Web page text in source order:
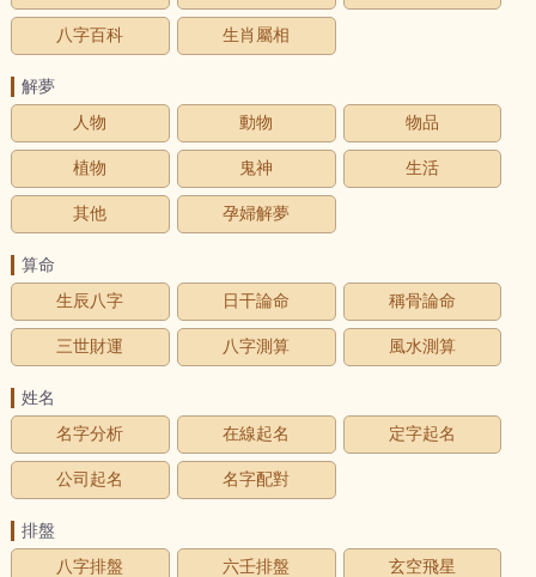
八字百科 生肖屬相
解夢
人物
動物 物品
植物 鬼神 生活
其他 孕婦解夢
算命
生辰八字
日干論命 稱骨論命
三世財運 八字測算 風水測算
姓名
名字分析
在線起名 定字起名
公司起名 名字配對
排盤
八字排盤
六壬排盤 玄空飛星